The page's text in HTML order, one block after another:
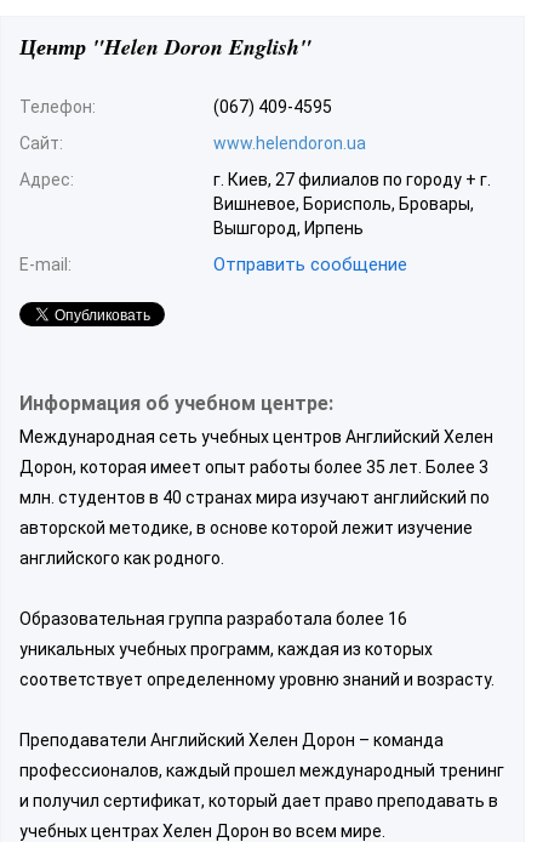
Центр "Helen Doron English"
Телефон:
(067) 409-4595
Сайт:
www.helendoron.ua
Адрес:
г. Киев, 27 филиалов по городу + г.
Вишневое, Борисполь, Бровары,
Вышгород, Ирпень
E-mail:
Отправить сообщение
Информация об учебном центре:
Международная сеть учебных центров Английский Хелен
Дорон, которая имеет опыт работы более 35 лет. Более 3
млн. студентов в 40 странах мира изучают английский по
авторской методике, в основе которой лежит изучение
английского как родного.
Образовательная группа разработала более 16
уникальных учебных программ, каждая из которых
соответствует определенному уровню знаний и возрасту.
Преподаватели Английский Хелен Дорон – команда
профессионалов, каждый прошел международный тренинг
и получил сертификат, который дает право преподавать в
учебных центрах Хелен Дорон во всем мире.